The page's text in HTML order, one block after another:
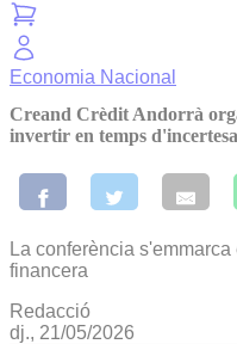
Economia Nacional
Creand Crèdit Andorrà
invertir en temps d'incertesa
La conferència
financera
Redacció
dj., 21/05/2026